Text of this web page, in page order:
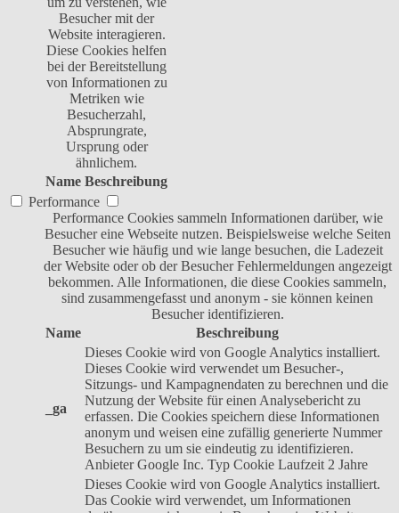
Besucher mit der
Website interagieren.
Diese Cookies helfen
bei der Bereitstellung
von Informationen zu
Metriken wie
Besucherzahl,
Absprungrate,
Ursprung oder
ähnlichem.
Name Beschreibung
Performance
Performance Cookies sammeln Informationen darüber, wie
Besucher eine Webseite nutzen. Beispielsweise welche Seiten
Besucher wie häufig und wie lange besuchen, die Ladezeit
der Website oder ob der Besucher Fehlermeldungen angezeigt
bekommen. Alle Informationen, die diese Cookies sammeln,
sind zusammengefasst und anonym - sie können keinen
Besucher identifizieren.
Name
Beschreibung
_ga
Dieses Cookie wird von Google Analytics installiert.
Dieses Cookie wird verwendet um Besucher-,
Sitzungs- und Kampagnendaten zu berechnen und die
Nutzung der Website für einen Analysebericht zu
erfassen. Die Cookies speichern diese Informationen
anonym und weisen eine zufällig generierte Nummer
Besuchern zu um sie eindeutig zu identifizieren.
Anbieter Google Inc. Typ Cookie Laufzeit 2 Jahre
Dieses Cookie wird von Google Analytics installiert.
Das Cookie wird verwendet, um Informationen